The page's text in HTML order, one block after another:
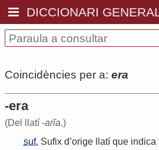
DICCIONARI
Coincidències per a: era
-era
(Del llatí -arĭa.)
suf. Sufix d’orige llatí que indica